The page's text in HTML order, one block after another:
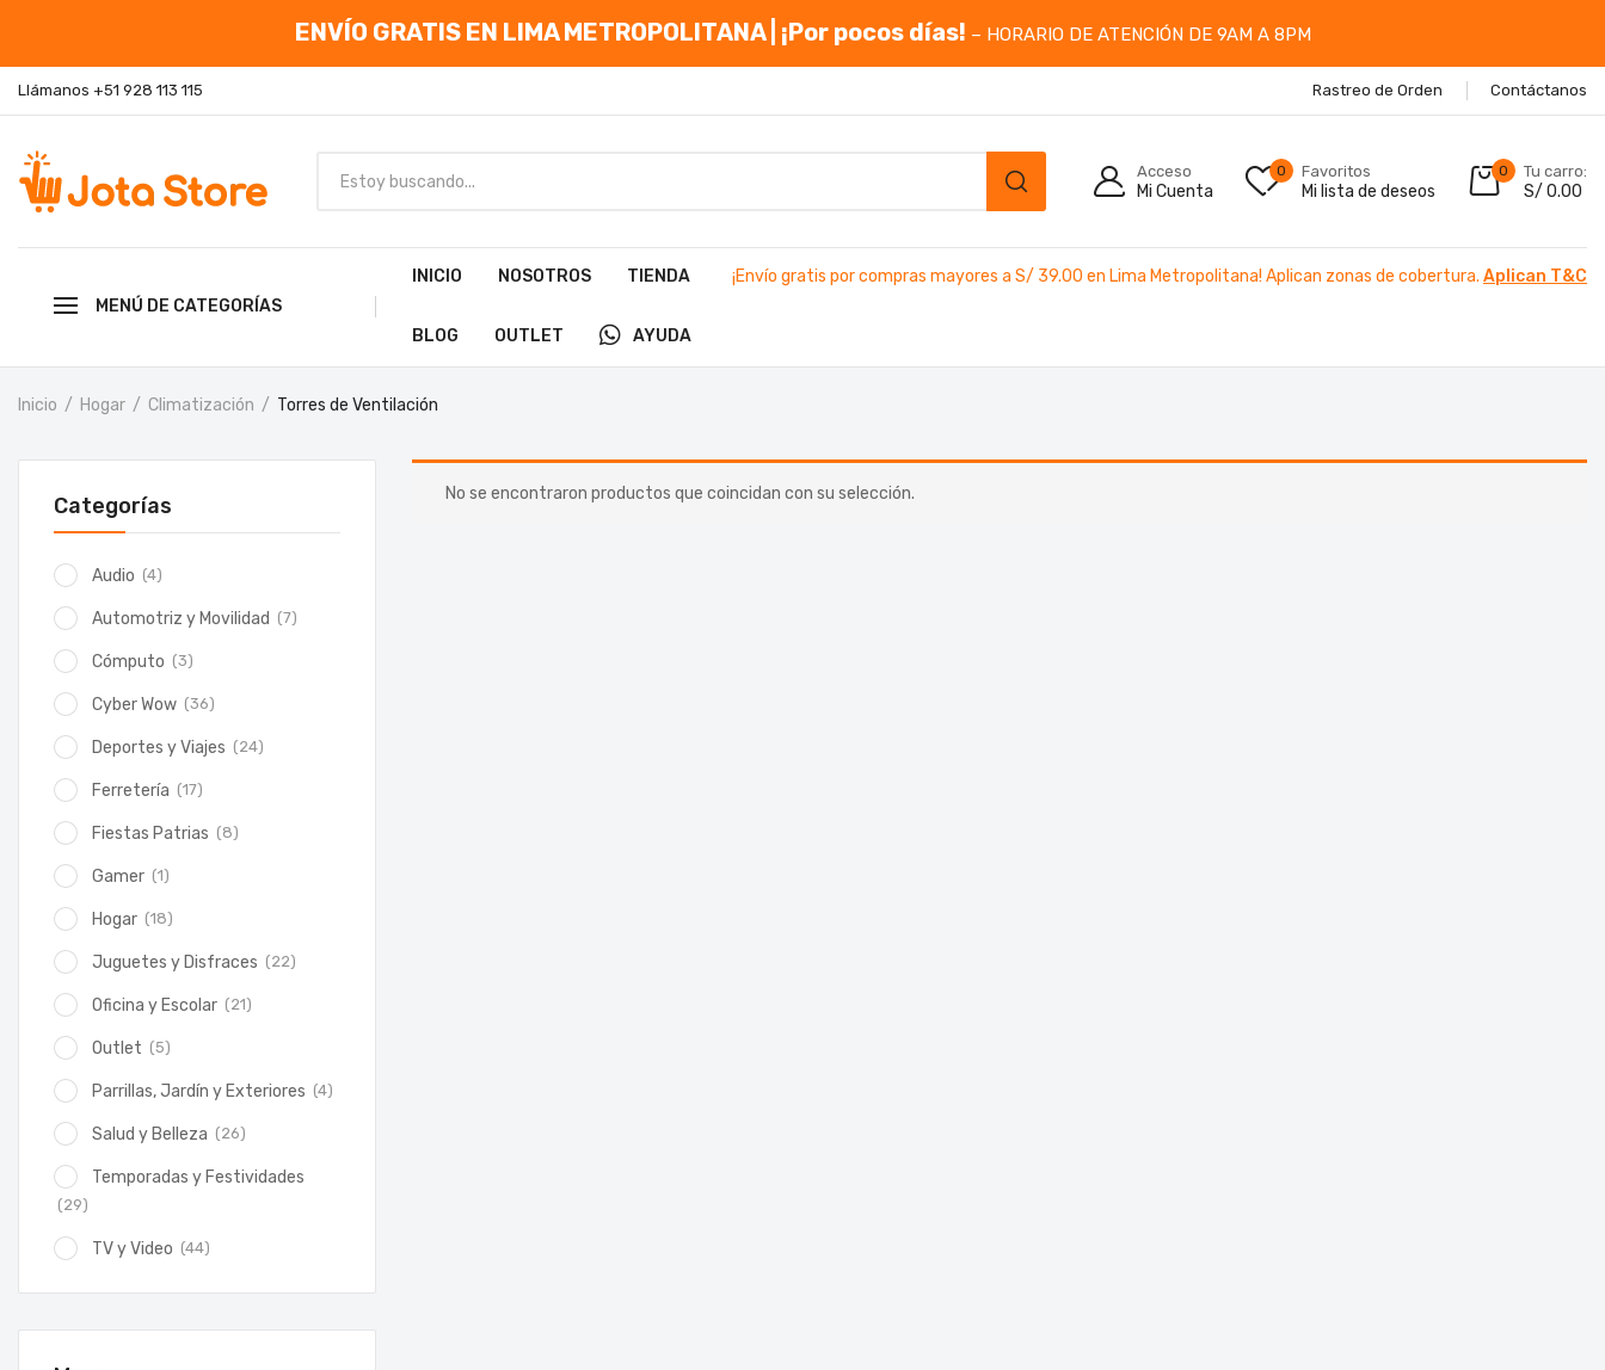
ENVÍO GRATIS EN LIMA METROPOLITANA | ¡Por pocos días! – HORARIO DE ATENCIÓN DE 9AM A 8PM
Llámanos +51 928 113 115 Rastreo de Orden Contáctanos
Acceso
Mi Cuenta
0 Favoritos
Mi lista de deseos
0 Tu carro:
S/ 0.00
MENÚ DE CATEGORÍAS
INICIO NOSOTROS TIENDA
BLOG OUTLET AYUDA
¡Envío gratis por compras mayores a S/ 39.00 en Lima Metropolitana! Aplican zonas de cobertura. Aplican T&C
Inicio Hogar Climatización Torres de Ventilación
No se encontraron productos que coincidan con su selección.
Categorías
Audio (4)
Automotriz y Movilidad (7)
Cómputo (3)
Cyber Wow (36)
Deportes y Viajes (24)
Ferretería (17)
Fiestas Patrias (8)
Gamer (1)
Hogar (18)
Juguetes y Disfraces (22)
Oficina y Escolar (21)
Outlet (5)
Parrillas, Jardín y Exteriores (4)
Salud y Belleza (26)
Temporadas y Festividades
(29)
TV y Video (44)